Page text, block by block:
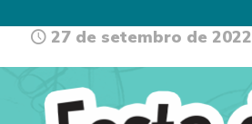
27 de setembro de 2022